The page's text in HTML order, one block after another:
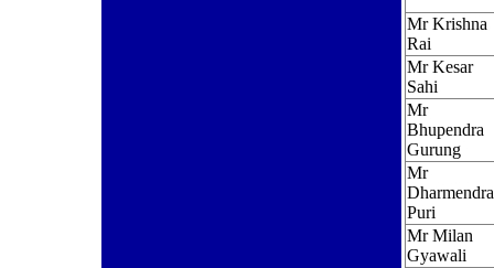
Mr Krishna
Rai
Mr Kesar
Sahi
Mr
Bhupendra
Gurung
Mr
Dharmendra
Puri
Mr Milan
Gyawali